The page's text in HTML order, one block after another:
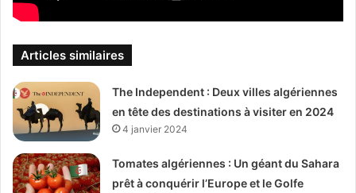
Articles similaires
The Independent : Deux villes algériennes
en tête des destinations à visiter en 2024
4 janvier 2024
Tomates algériennes : Un géant du Sahara
prêt à conquérir l’Europe et le Golfe